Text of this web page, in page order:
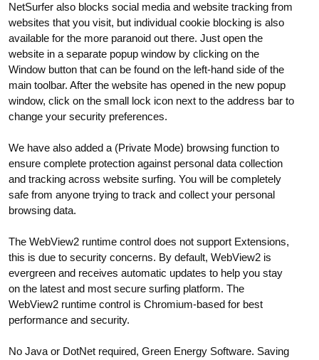
NetSurfer also blocks social media and website tracking from
websites that you visit, but individual cookie blocking is also
available for the more paranoid out there. Just open the
website in a separate popup window by clicking on the
Window button that can be found on the left-hand side of the
main toolbar. After the website has opened in the new popup
window, click on the small lock icon next to the address bar to
change your security preferences.
We have also added a (Private Mode) browsing function to
ensure complete protection against personal data collection
and tracking across website surfing. You will be completely
safe from anyone trying to track and collect your personal
browsing data.
The WebView2 runtime control does not support Extensions,
this is due to security concerns. By default, WebView2 is
evergreen and receives automatic updates to help you stay
on the latest and most secure surfing platform. The
WebView2 runtime control is Chromium-based for best
performance and security.
No Java or DotNet required, Green Energy Software. Saving